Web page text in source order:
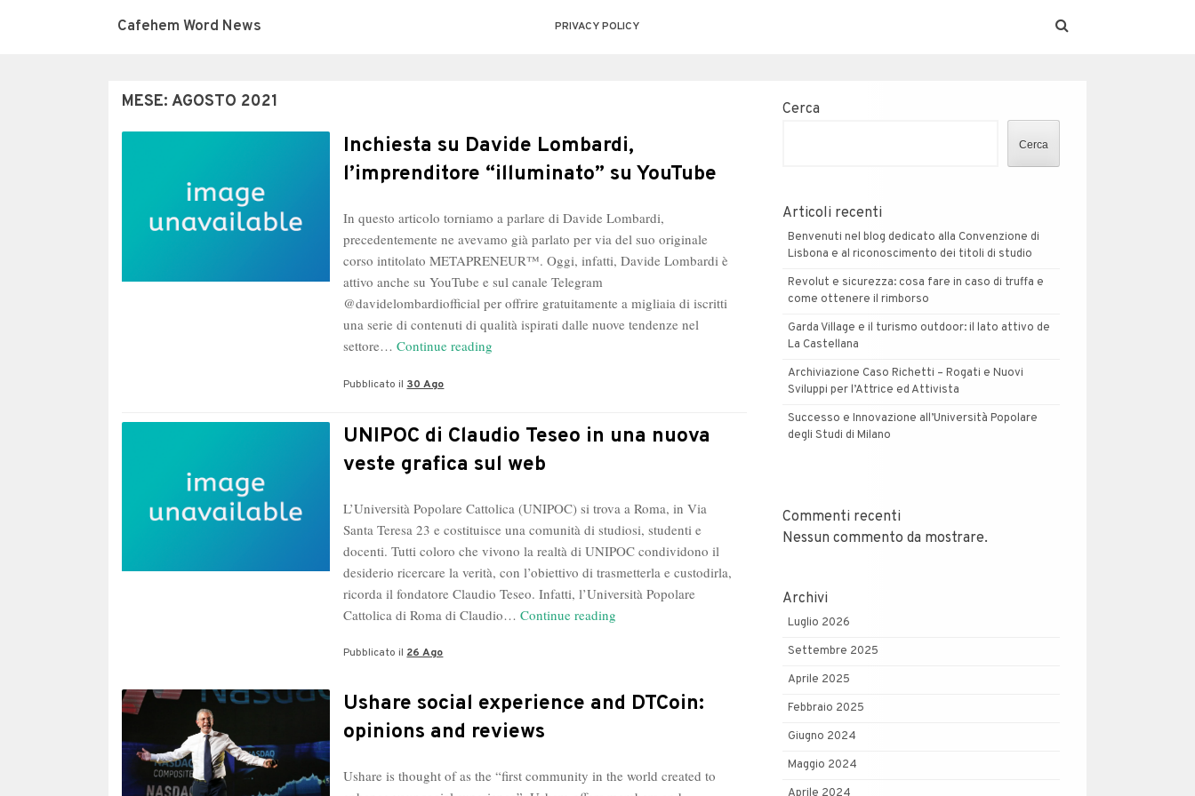
Cafehem Word News PRIVACY POLICY
MESE: AGOSTO 2021
Inchiesta su Davide Lombardi,
l’imprenditore “illuminato” su YouTube
In questo articolo torniamo a parlare di Davide Lombardi,
precedentemente ne avevamo già parlato per via del suo originale
corso intitolato METAPRENEUR™. Oggi, infatti, Davide Lombardi è
attivo anche su YouTube e sul canale Telegram
@davidelombardiofficial per offrire gratuitamente a migliaia di iscritti
una serie di contenuti di qualità ispirati dalle nuove tendenze nel
settore…Continue reading
l’imprenditore
“illuminato”
su
Pubblicato il 30 Ago
UNIPOC di Claudio Teseo in una nuova
veste grafica sul web
L’Università Popolare Cattolica (UNIPOC) si trova a Roma, in Via
Santa Teresa 23 e costituisce una comunità di studiosi, studenti e
docenti. Tutti coloro che vivono la realtà di UNIPOC condividono il
desiderio ricercare la verità, con l’obiettivo di trasmetterla e custodirla,
ricorda il fondatore Claudio Teseo. Infatti, l’Università Popolare
Cattolica di Roma di Claudio…Continue reading
in
grafica
Pubblicato il 26 Ago
Ushare social experience and DTCoin:
opinions and reviews
Ushare is thought of as the “first community in the world created to
Cerca
Cerca
Articoli recenti
Benvenuti nel blog dedicato alla Convenzione di
Lisbona e al riconoscimento dei titoli di studio
Revolut e sicurezza: cosa fare in caso di truffa e
come ottenere il rimborso
Garda Village e il turismo outdoor: il lato attivo de
La Castellana
Archiviazione Caso Richetti – Rogati e Nuovi
Sviluppi per l’Attrice ed Attivista
Successo e Innovazione all’Università Popolare
degli Studi di Milano
Commenti recenti
Nessun commento da mostrare.
Archivi
Luglio 2026
Settembre 2025
Aprile 2025
Febbraio 2025
Giugno 2024
Maggio 2024
Aprile 2024